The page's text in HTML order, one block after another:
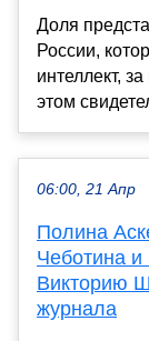
Доля
России,
интеллект,
этом
06:00, 21 Апр
Полина
Чеботина
Викторию
журнала